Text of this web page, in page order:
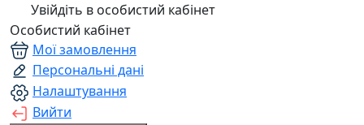
Увійдіть в особистий кабінет
Особистий кабінет
Мої замовлення
Персональні дані
Налаштування
Вийти